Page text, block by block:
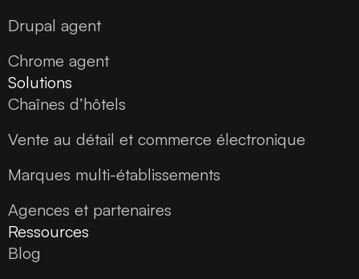
Drupal agent
Chrome agent
Solutions
Chaînes d’hôtels
Vente au détail et commerce électronique
Marques multi-établissements
Agences et partenaires
Ressources
Blog